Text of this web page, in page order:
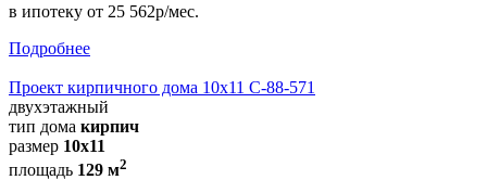
в ипотеку от 25 562р/мес.
Подробнее
Проект кирпичного дома 10х11 С-88-571
двухэтажный
тип дома кирпич
размер 10х11
площадь 129 м2